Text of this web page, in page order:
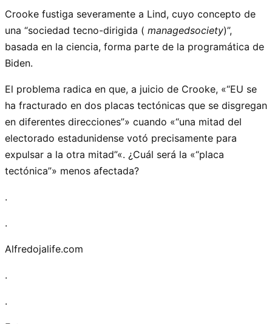
Crooke fustiga severamente a Lind, cuyo concepto de
una “sociedad tecno-dirigida ( managedsociety)”,
basada en la ciencia, forma parte de la programática de
Biden.
El problema radica en que, a juicio de Crooke, « EU se
ha fracturado en dos placas tectónicas que se disgregan
en diferentes direcciones » cuando « una mitad del
electorado estadunidense votó precisamente para
expulsar a la otra mitad «. ¿Cuál será la « placa
tectónica » menos afectada?
.
.
Alfredojalife.com
.
.